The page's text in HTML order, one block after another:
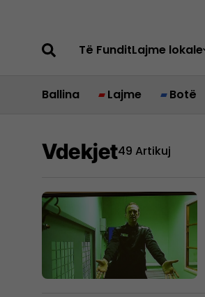
Të FunditLajme lokale
Ballina Lajme Botë
Vdekjet49 Artikuj